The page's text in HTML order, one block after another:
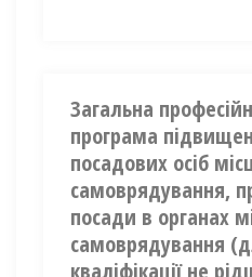
Загальна
програма
посадових осіб
самоврядування,
посади в органах
самоврядування